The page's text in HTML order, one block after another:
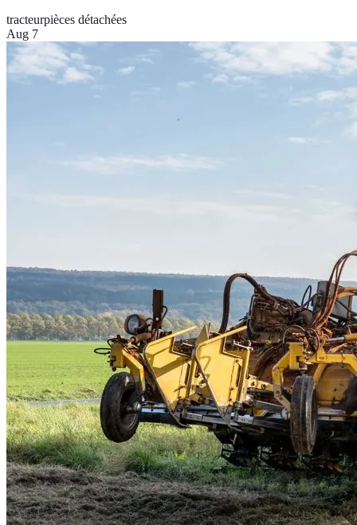
tracteurpièces détachées
Aug 7